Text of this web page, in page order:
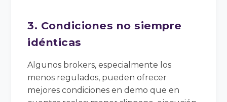
3. Condiciones no siempre
idénticas
Algunos brokers, especialmente los
menos regulados, pueden ofrecer
mejores condiciones en demo que en